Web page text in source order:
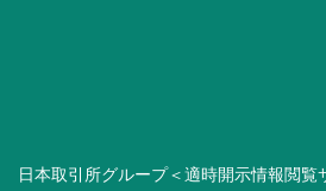
日本取引所グループ＜適時開示情報閲覧